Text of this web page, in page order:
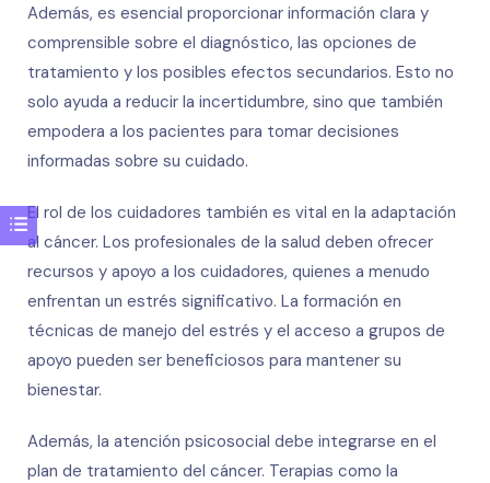
Además, es esencial proporcionar información clara y
comprensible sobre el diagnóstico, las opciones de
tratamiento y los posibles efectos secundarios. Esto no
solo ayuda a reducir la incertidumbre, sino que también
empodera a los pacientes para tomar decisiones
informadas sobre su cuidado.
El rol de los cuidadores también es vital en la adaptación
al cáncer. Los profesionales de la salud deben ofrecer
recursos y apoyo a los cuidadores, quienes a menudo
enfrentan un estrés significativo. La formación en
técnicas de manejo del estrés y el acceso a grupos de
apoyo pueden ser beneficiosos para mantener su
bienestar.
Además, la atención psicosocial debe integrarse en el
plan de tratamiento del cáncer. Terapias como la